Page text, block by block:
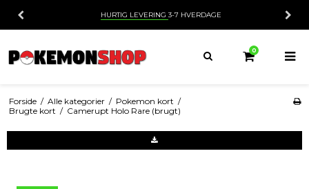
HURTIG LEVERING 3-7 HVERDAGE
0
Forside / Alle kategorier / Pokemon kort /
Brugte kort / Camerupt Holo Rare (brugt)